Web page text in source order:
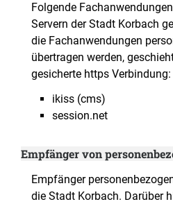
Folgende
Servern der Stadt Korbach
die Fachanwendungen
übertragen werden,
gesicherte https Verbindung:
ikiss (cms)
session.net
Empfänger von
Empfänger
die Stadt Korbach. Darüber